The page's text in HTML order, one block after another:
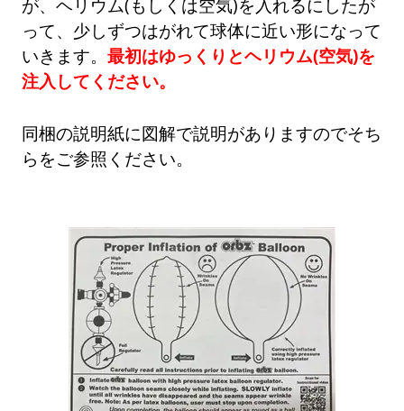
が、ヘリウム(もしくは空気)を入れるにしたが
って、少しずつはがれて球体に近い形になって
いきます。最初はゆっくりとヘリウム(空気)を
注入してください。
同梱の説明紙に図解で説明がありますのでそち
らをご参照ください。